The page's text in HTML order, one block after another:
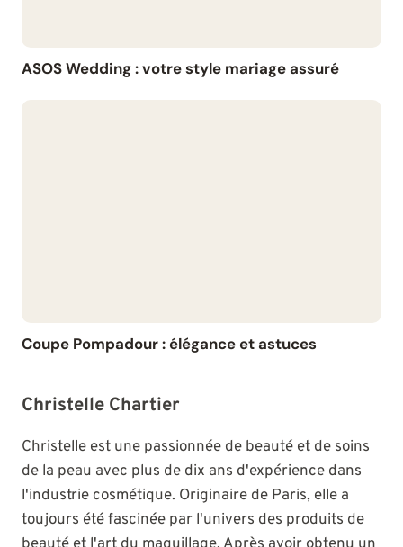
ASOS Wedding : votre style mariage assuré
Coupe Pompadour : élégance et astuces
Christelle Chartier
Christelle est une passionnée de beauté et de soins
de la peau avec plus de dix ans d'expérience dans
l'industrie cosmétique. Originaire de Paris, elle a
toujours été fascinée par l'univers des produits de